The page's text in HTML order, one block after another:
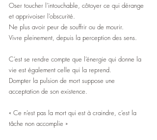
Oser toucher l’intouchable, côtoyer ce qui dérange
et apprivoiser l’obscurité.
Ne plus avoir peur de souffrir ou de mourir.
Vivre pleinement, depuis la perception des sens.
C’est se rendre compte que l’énergie qui donne la
vie est également celle qui la reprend.
Dompter la pulsion de mort suppose une
acceptation de son existence.
« Ce n’est pas la mort qui est à craindre, c’est la
tâche non accomplie »